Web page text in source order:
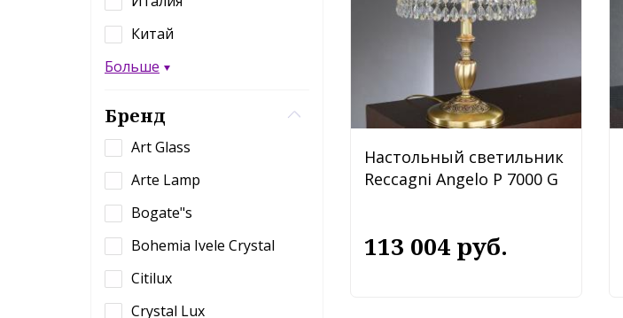
Китай
Больше
Бренд
Art Glass
Arte Lamp
Bogate"s
Bohemia Ivele Crystal
Citilux
Crystal Lux
Настольный светильник
Reccagni Angelo P 7000 G
113 004 руб.